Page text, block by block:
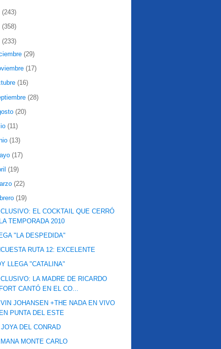
(243)
(358)
(233)
(29)
(17)
(16)
(28)
(20)
(11)
(13)
(17)
(19)
(22)
(19)
EL COCKTAIL QUE CERRÓ
TEMPORADA 2010
"LA DESPEDIDA"
RUTA 12: EXCELENTE
LLEGA "CATALINA"
LA MADRE DE RICARDO
CANTÓ EN EL CO...
JOHANSEN +THE NADA EN VIVO
PUNTA DEL ESTE
JOYA DEL CONRAD
MONTE CARLO